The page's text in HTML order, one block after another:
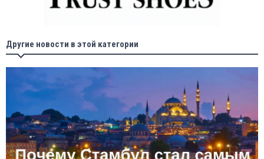
Другие новости в этой категории